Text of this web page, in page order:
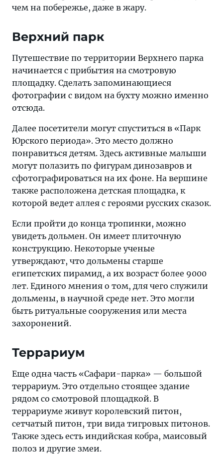
чем на побережье, даже в жару.
Верхний парк
Путешествие по территории Верхнего парка
начинается с прибытия на смотровую
площадку. Сделать запоминающиеся
фотографии с видом на бухту можно именно
отсюда.
Далее посетители могут спуститься в «Парк
Юрского периода». Это место должно
понравиться детям. Здесь активные малыши
могут полазить по фигурам динозавров и
сфотографироваться на их фоне. На вершине
также расположена детская площадка, к
которой ведет аллея с героями русских сказок.
Если пройти до конца тропинки, можно
увидеть дольмен. Он имеет плиточную
конструкцию. Некоторые ученые
утверждают, что дольмены старше
египетских пирамид, а их возраст более 9000
лет. Единого мнения о том, для чего служили
дольмены, в научной среде нет. Это могли
быть ритуальные сооружения или места
захоронений.
Террариум
Еще одна часть «Сафари-парка» — большой
террариум. Это отдельно стоящее здание
рядом со смотровой площадкой. В
террариуме живут королевский питон,
сетчатый питон, три вида тигровых питонов.
Также здесь есть индийская кобра, маисовый
полоз и другие змеи.